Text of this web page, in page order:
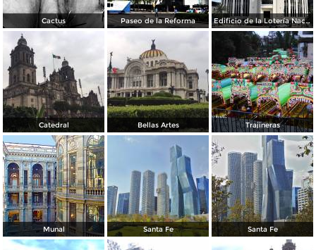
Cactus Paseo de la Reforma Edificio de la Lotería Nacional
Catedral Bellas Artes Trajineras
Munal Santa Fe Santa Fe